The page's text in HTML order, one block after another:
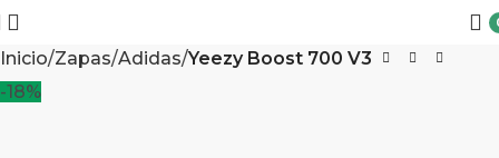
Inicio Zapas Adidas Yeezy Boost 700 V3
-18%